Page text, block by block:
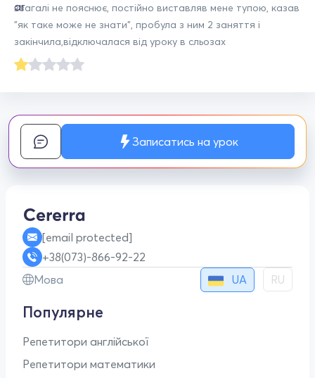
взагалі не пояснює, постійно виставляв мене тупою, казав
"як таке може не знати", пробула з ним 2 заняття і
закінчила,відключалася від уроку в сльозах
Записатись на урок
[email protected]
+38(073)-866-92-22
Мова
UA RU
Популярне
Репетитори англійської
Репетитори математики